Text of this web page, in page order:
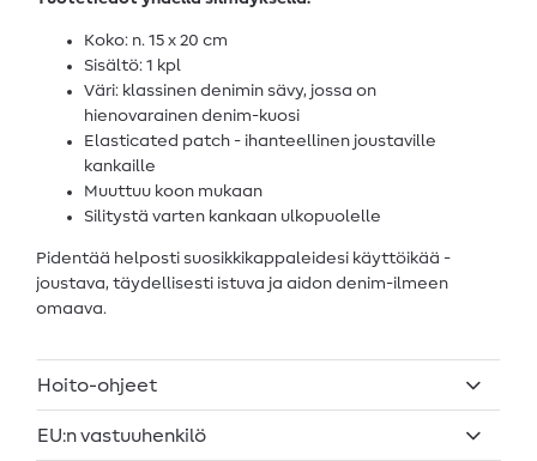
Koko: n. 15 x 20 cm
Sisältö: 1 kpl
Väri: klassinen denimin sävy, jossa on
hienovarainen denim-kuosi
Elasticated patch - ihanteellinen joustaville
kankaille
Muuttuu koon mukaan
Silitystä varten kankaan ulkopuolelle
Pidentää helposti suosikkikappaleidesi käyttöikää -
joustava, täydellisesti istuva ja aidon denim-ilmeen
omaava.
Hoito-ohjeet
EU:n vastuuhenkilö